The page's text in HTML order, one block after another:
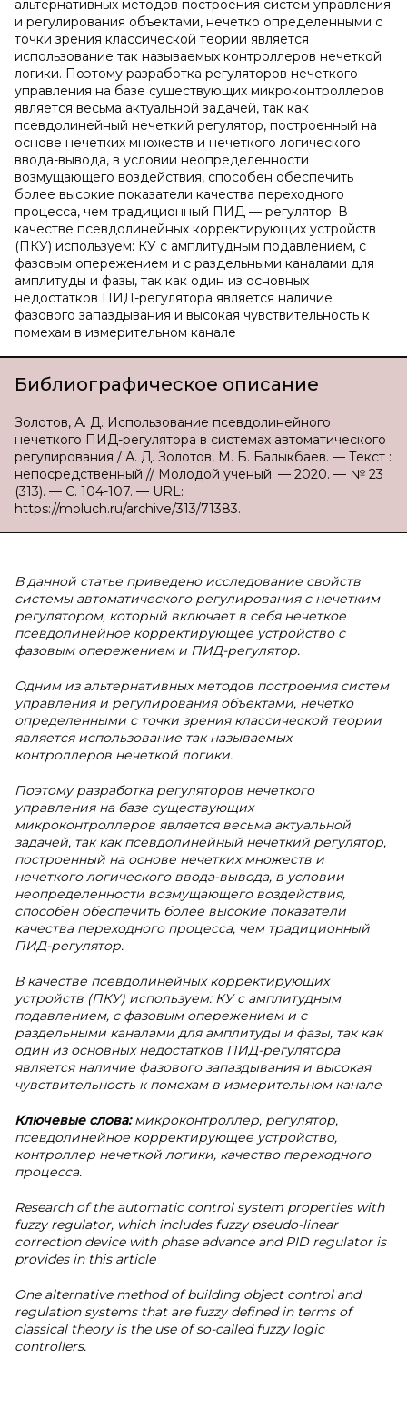
альтернативных методов построения систем управления
и регулирования объектами, нечетко определенными с
точки зрения классической теории является
использование так называемых контроллеров нечеткой
логики. Поэтому разработка регуляторов нечеткого
управления на базе существующих микроконтроллеров
является весьма актуальной задачей, так как
псевдолинейный нечеткий регулятор, построенный на
основе нечетких множеств и нечеткого логического
ввода-вывода, в условии неопределенности
возмущающего воздействия, способен обеспечить
более высокие показатели качества переходного
процесса, чем традиционный ПИД — регулятор. В
качестве псевдолинейных корректирующих устройств
(ПКУ) используем: КУ с амплитудным подавлением, с
фазовым опережением и с раздельными каналами для
амплитуды и фазы, так как один из основных
недостатков ПИД-регулятора является наличие
фазового запаздывания и высокая чувствительность к
помехам в измерительном канале
Библиографическое описание
Золотов, А. Д. Использование псевдолинейного
нечеткого ПИД-регулятора в системах автоматического
регулирования / А. Д. Золотов, М. Б. Балыкбаев. — Текст :
непосредственный // Молодой ученый. — 2020. — № 23
(313). — С. 104-107. — URL:
https://moluch.ru/archive/313/71383.
В данной статье приведено исследование свойств
системы автоматического регулирования с нечетким
регулятором, который включает в себя нечеткое
псевдолинейное корректирующее устройство с
фазовым опережением и ПИД-регулятор.
Одним из альтернативных методов построения систем
управления и регулирования объектами, нечетко
определенными с точки зрения классической теории
является использование так называемых
контроллеров нечеткой логики.
Поэтому разработка регуляторов нечеткого
управления на базе существующих
микроконтроллеров является весьма актуальной
задачей, так как псевдолинейный нечеткий регулятор,
построенный на основе нечетких множеств и
нечеткого логического ввода-вывода, в условии
неопределенности возмущающего воздействия,
способен обеспечить более высокие показатели
качества переходного процесса, чем традиционный
ПИД-регулятор.
В качестве псевдолинейных корректирующих
устройств (ПКУ) используем: КУ с амплитудным
подавлением, с фазовым опережением и с
раздельными каналами для амплитуды и фазы, так как
один из основных недостатков ПИД-регулятора
является наличие фазового запаздывания и высокая
чувствительность к помехам в измерительном канале
Ключевые слова:микроконтроллер, регулятор,
псевдолинейное корректирующее устройство,
контроллер нечеткой логики, качество переходного
процесса.
Research of the automatic control system properties with
fuzzy regulator, which includes fuzzy pseudo-linear
correction device with phase advance and PID regulator is
provides in this article
One alternative method of building object control and
regulation systems that are fuzzy defined in terms of
classical theory is the use of so-called fuzzy logic
controllers.